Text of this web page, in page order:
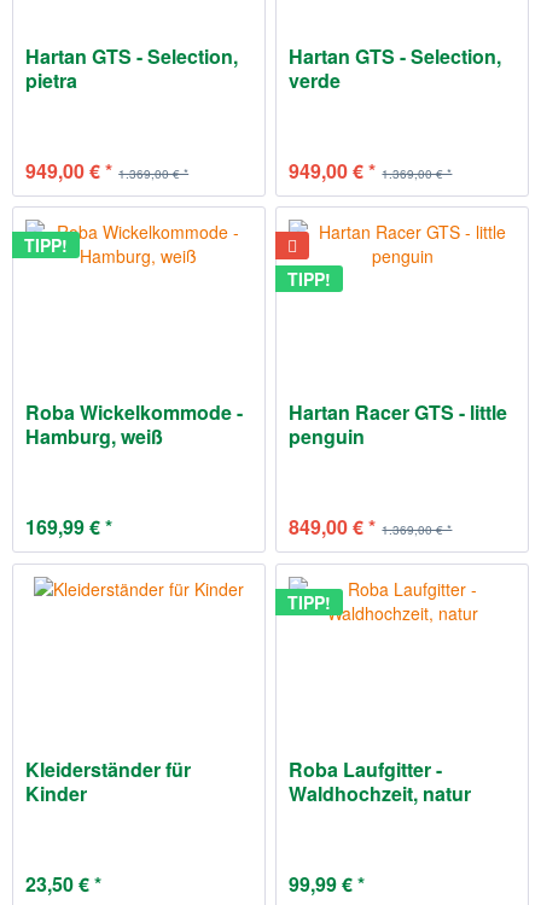
Hartan GTS - Selection,
pietra
1.369,00 € *
949,00 € *
Hartan GTS - Selection,
verde
1.369,00 € *
949,00 € *
TIPP!
Roba Wickelkommode -
Hamburg, weiß
169,99 € *
TIPP!
Hartan Racer GTS - little
penguin
1.369,00 € *
849,00 € *
Kleiderständer für
Kinder
23,50 € *
TIPP!
Roba Laufgitter -
Waldhochzeit, natur
99,99 € *